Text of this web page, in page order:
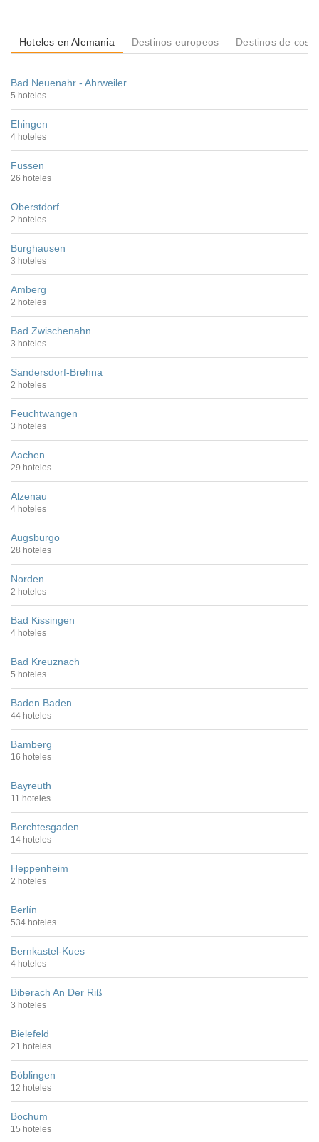
Hoteles en Alemania Destinos europeos Destinos de
Bad Neuenahr - Ahrweiler
5 hoteles
Ehingen
4 hoteles
Fussen
26 hoteles
Oberstdorf
2 hoteles
Burghausen
3 hoteles
Amberg
2 hoteles
Bad Zwischenahn
3 hoteles
Sandersdorf-Brehna
2 hoteles
Feuchtwangen
3 hoteles
Aachen
29 hoteles
Alzenau
4 hoteles
Augsburgo
28 hoteles
Norden
2 hoteles
Bad Kissingen
4 hoteles
Bad Kreuznach
5 hoteles
Baden Baden
44 hoteles
Bamberg
16 hoteles
Bayreuth
11 hoteles
Berchtesgaden
14 hoteles
Heppenheim
2 hoteles
Berlín
534 hoteles
Bernkastel-Kues
4 hoteles
Biberach An Der Riß
3 hoteles
Bielefeld
21 hoteles
Böblingen
12 hoteles
Bochum
15 hoteles